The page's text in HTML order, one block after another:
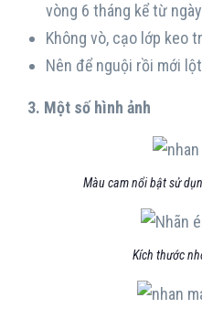
vòng 6 tháng kể từ
Không vò, cạo lớp keo
Nên để nguội rồi mới
3. Một số hình ảnh
Màu cam nổi bật sử
Kích thước